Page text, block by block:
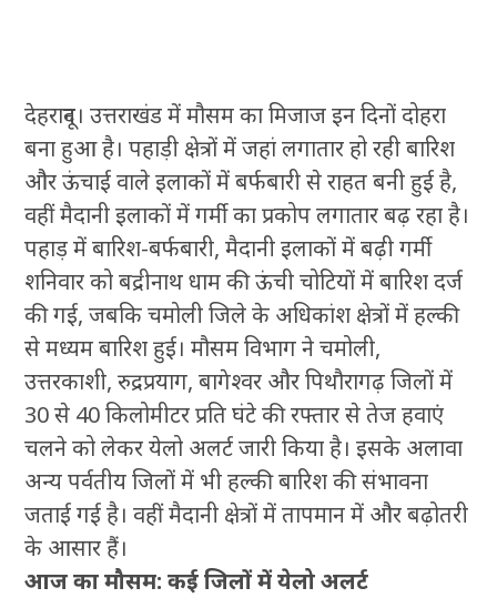
देहरादून। उत्तराखंड में मौसम का मिजाज इन दिनों दोहरा
बना हुआ है। पहाड़ी क्षेत्रों में जहां लगातार हो रही बारिश
और ऊंचाई वाले इलाकों में बर्फबारी से राहत बनी हुई है,
वहीं मैदानी इलाकों में गर्मी का प्रकोप लगातार बढ़ रहा है।
पहाड़ में बारिश-बर्फबारी, मैदानी इलाकों में बढ़ी गर्मी
शनिवार को बद्रीनाथ धाम की ऊंची चोटियों में बारिश दर्ज
की गई, जबकि चमोली जिले के अधिकांश क्षेत्रों में हल्की
से मध्यम बारिश हुई। मौसम विभाग ने चमोली,
उत्तरकाशी, रुद्रप्रयाग, बागेश्वर और पिथौरागढ़ जिलों में
30 से 40 किलोमीटर प्रति घंटे की रफ्तार से तेज हवाएं
चलने को लेकर येलो अलर्ट जारी किया है। इसके अलावा
अन्य पर्वतीय जिलों में भी हल्की बारिश की संभावना
जताई गई है। वहीं मैदानी क्षेत्रों में तापमान में और बढ़ोतरी
के आसार हैं।
आज का मौसम: कई जिलों में येलो अलर्ट